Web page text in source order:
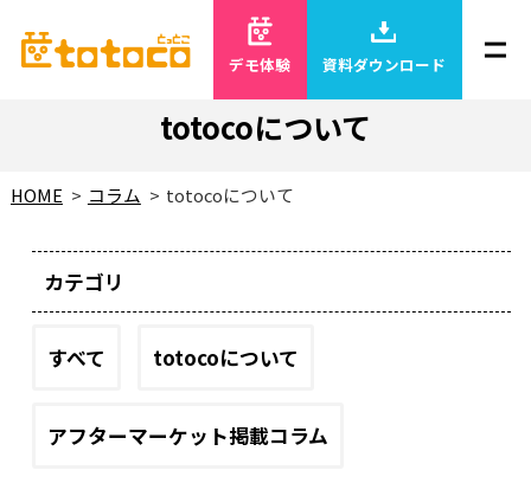
デモ体験 資料ダウンロード
totocoについて
HOME コラム totocoについて
カテゴリ
すべて totocoについて
アフターマーケット掲載コラム